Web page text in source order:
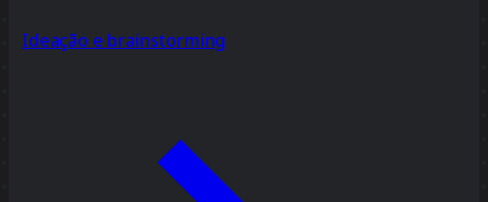
Ideação e brainstorming